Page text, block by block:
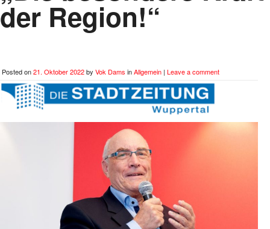
der Region!“
Posted on21. Oktober 2022by Vok Dams inAllgemein | Leave a comment